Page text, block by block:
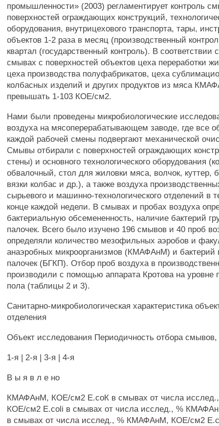
промышленности» (2003) регламентирует контроль
поверхностей ограждающих конструкций,
оборудования, внутрицехового транспорта, тары,
объектов 1-2 раза в месяц (производственный
квартал (государственный контроль). В соответствии
смывах с поверхностей объектов цеха переработки
цеха производства полуфабрикатов, цеха
колбасных изделий и других продуктов из мяса
превышать 1-103 КОЕ/см2.
Нами были проведены микробиологические
воздуха на мясоперерабатывающем заводе, где все
каждой рабочей смены подвергают механической
Смывы отбирали с поверхностей ограждающих
стены) и основного технологического оборудования
обвалочный, стол для жиловки мяса, волчок, куттер,
вязки колбас и др.), а также воздуха
сырьевого и машинно-технологического отделений в
конце каждой недели. В смывах и пробах воздуха
бактериальную обсемененность, наличие бактерий
палочек. Всего было изучено 196 смывов и 40 проб
определяли количество мезофильных аэробов и
анаэробных микроорганизмов (КМАФАнМ) и бактерий
палочек (БГКП). Отбор проб воздуха в
производили с помощью аппарата Кротова на уровне
пола (таблицы 2 и 3).
Санитарно-микробиологическая характеристика
отделения
Объект исследования Периодичность отбора
1-я | 2-я | 3-я | 4-я
В ы я в л е но
КМАФАнМ, КОЕ/см2 Е.соК в смывах от числа
КОЕ/см2 E.coli в смывах от числа исслед., %
в смывах от числа исслед., % КМАФАнМ, КОЕ/см2